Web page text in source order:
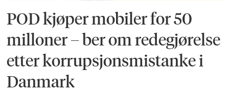
POD kjøper mobiler for 50
milloner – ber om redegjørelse
etter korrupsjonsmistanke i
Danmark